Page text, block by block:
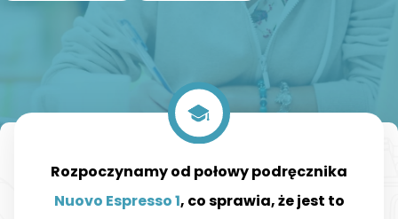
Rozpoczynamy od połowy podręcznika
Nuovo Espresso 1, co sprawia, że jest to